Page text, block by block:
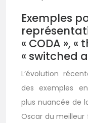
Exemples
« CODA »,
« switched
L’évolution
des exemples
plus nuancée de
Oscar du